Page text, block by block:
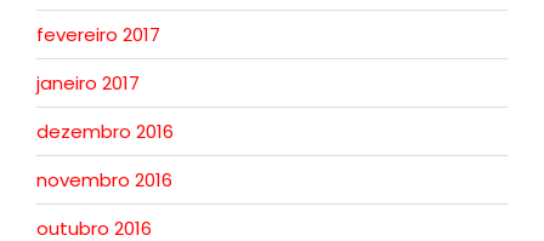
fevereiro 2017
janeiro 2017
dezembro 2016
novembro 2016
outubro 2016